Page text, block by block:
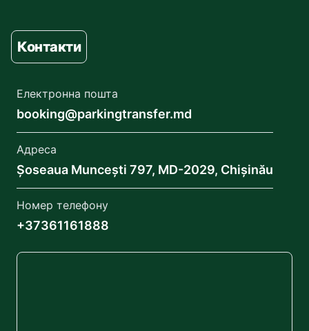
Контакти
Електронна пошта
booking@parkingtransfer.md
Адреса
Șoseaua Muncești 797, MD-2029, Chișinău
Номер телефону
+37361161888